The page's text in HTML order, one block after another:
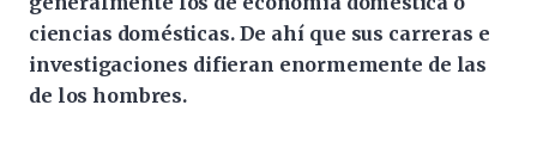
ciencias domésticas. De ahí que sus carreras e
investigaciones difieran enormemente de las
de los hombres.